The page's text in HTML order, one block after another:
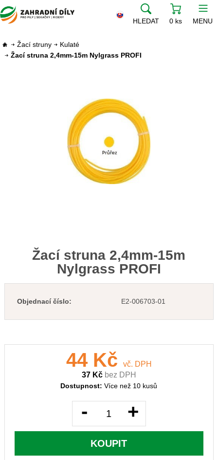
HLEDAT 0 ks MENU
Žací struny
Kulaté
Žací struna 2,4mm-15m Nylgrass PROFI
Žací struna 2,4mm-15m
Nylgrass PROFI
Objednací číslo: E2-006703-01
44 Kč
vč. DPH
37 Kč bez DPH
Dostupnost:Více než 10 kusů
- +
KOUPIT